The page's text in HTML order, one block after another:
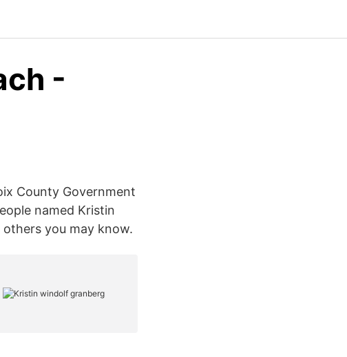
-
County Government
named Kristin
you may know.